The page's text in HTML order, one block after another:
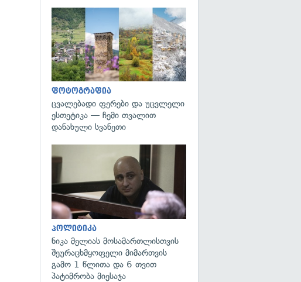
ფოტოგრაფია
ცვალებადი ფერები და უცვლელი
ესთეტიკა — ჩემი თვალით
დანახული სვანეთი
პოლიტიკა
ნიკა მელიას მოსამართლისთვის
შეურაცხმყოფელი მიმართვის
გამო 1 წლითა და 6 თვით
პატიმრობა მიესაჯა